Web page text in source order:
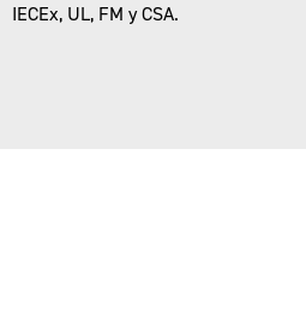
IECEx, UL, FM y CSA.